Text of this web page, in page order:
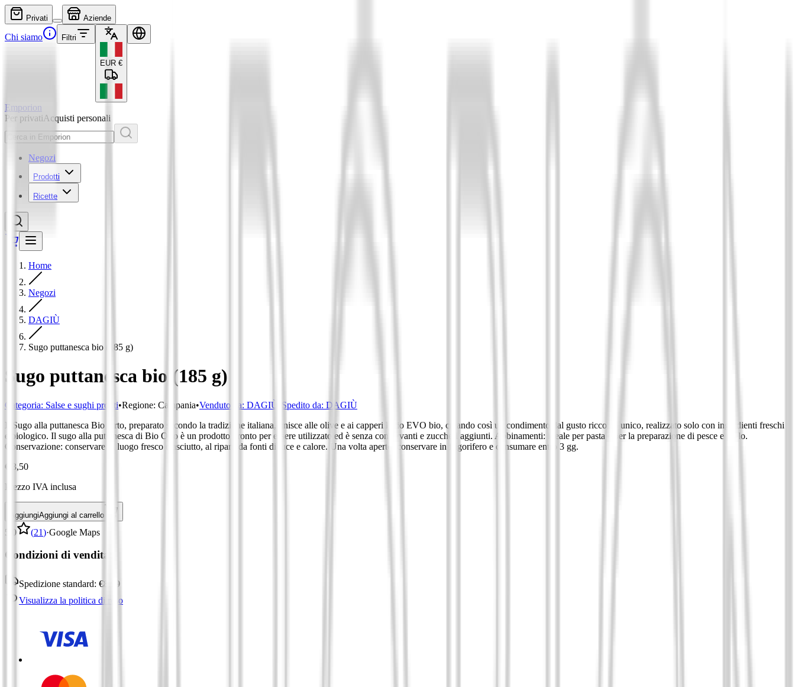
Privati Aziende
Chi siamo Filtri
EUR €
Emporion
Per privatiAcquisti personali
Negozi
Prodotti
Ricette
Home
Negozi
DAGIÙ
Sugo puttanesca bio (185 g)
Sugo puttanesca bio (185 g)
Categoria: Salse e sughi pronti•Regione: Campania•Venduto da: DAGIÙ Spedito da: DAGIÙ
Il Sugo alla puttanesca Bio Orto, preparato secondo la tradizione italiana, unisce alle olive e ai capperi l'olio EVO bio, creando così un condimento dal gusto ricco ed unico, realizzato solo con ingredienti freschi
e biologico. Il sugo alla puttanesca di Bio Orto è un prodotto pronto per essere utilizzato ed è senza conservanti e zuccheri aggiunti. Abbinamenti: ideale per pasta e per la preparazione di pesce e pollo.
Conservazione: conservare in luogo fresco e asciutto, al riparo da fonti di luce e calore. Una volta aperto, conservare in frigorifero e consumare entro 3 gg.
€ 3,50
Prezzo IVA inclusa
AggiungiAggiungi al carrello
5,0 (21)·Google Maps
Condizioni di vendita:
Spedizione standard: €8.99
Visualizza la politica di reso